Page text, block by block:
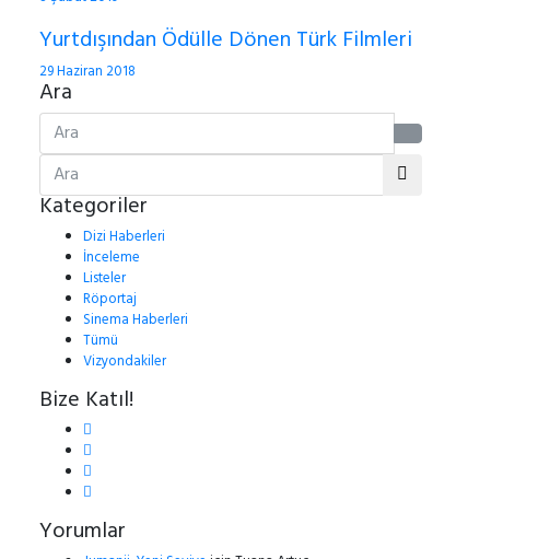
Yurtdışından Ödülle Dönen Türk Filmleri
29 Haziran 2018
Ara
Kategoriler
Dizi Haberleri
İnceleme
Listeler
Röportaj
Sinema Haberleri
Tümü
Vizyondakiler
Bize Katıl!
Yorumlar